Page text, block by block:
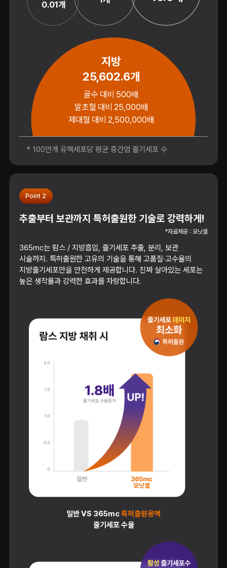
0.01개
지방
25,602.6개
골수 대비 500배
말초혈 대비 25,000배
제대혈 대비 2,500,000배
* 100만개 유핵세포당 평균 중간엽 줄기세포 수
Point 2
추출부터 보관까지 특허출원한 기술로 강력하게!
*자료제공 : 모닛셀
365mc는 람스 / 지방흡입, 줄기세포 추출, 분리, 보관
시술까지. 특허출원한 고유의 기술을 통해 고품질·고수율의
지방줄기세포만을 안전하게 제공합니다. 진짜 살아있는 세포는
높은 생착률과 강력한 효과를 자랑합니다.
일반 VS 365mc특허출원용액
줄기세포 수율